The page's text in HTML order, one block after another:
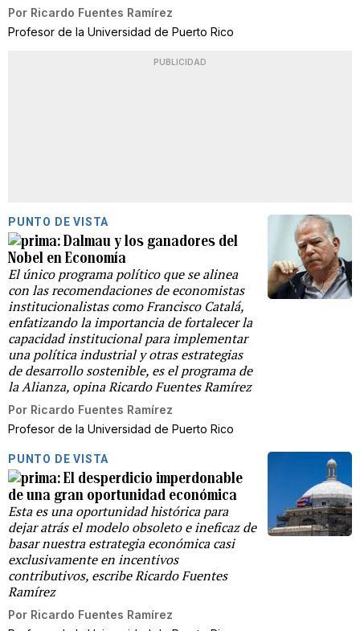
Por Ricardo Fuentes Ramírez
Profesor de la Universidad de Puerto Rico
PUBLICIDAD
PUNTO DE VISTA
Dalmau y los ganadores del
Nobel en Economía
El único programa político que se alinea
con las recomendaciones de economistas
institucionalistas como Francisco Catalá,
enfatizando la importancia de fortalecer la
capacidad institucional para implementar
una política industrial y otras estrategias
de desarrollo sostenible, es el programa de
la Alianza, opina Ricardo Fuentes Ramírez
Por Ricardo Fuentes Ramírez
Profesor de la Universidad de Puerto Rico
PUNTO DE VISTA
El desperdicio imperdonable
de una gran oportunidad económica
Esta es una oportunidad histórica para
dejar atrás el modelo obsoleto e ineficaz de
basar nuestra estrategia económica casi
exclusivamente en incentivos
contributivos, escribe Ricardo Fuentes
Ramírez
Por Ricardo Fuentes Ramírez